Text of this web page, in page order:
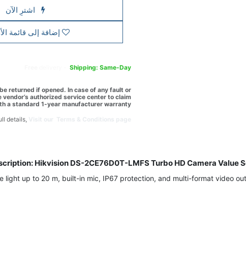
اشترِ الآن
إضافة إلى قائمة
Shipping: Same-Day
returned if opened. In case of any fault or
authorized service center to claim
a standard 1-year manufacturer warranty.
details,
Hikvision DS-2CE76D0T-LMFS Turbo HD Camera Value
light up to 20 m, built-in mic, IP67 protection, and multi-format video